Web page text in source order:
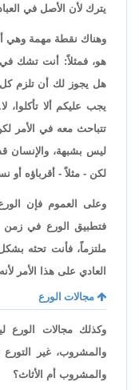
يترك لأن الأصل في
وهناك نقطة مهمة وهي
هو، فمثلاً: أنت تشك في
هل يجوز لك أن تلزم كل
يجب عليكم ألا تأكلوا،
تتباحث معه في الأمر
ليس بشبهة، والإنسان
لكن - مثلاً - أقرباؤه أو
وعلى العموم فإن
فتطبيق الورع في زمن
ملتزماً، فأنت تحثه
العادي على هذا الأمر
مجالات الورع
وكذلك مجالات الورع
والمشروب، غير التورع
والمشروب أم الأثاث؟